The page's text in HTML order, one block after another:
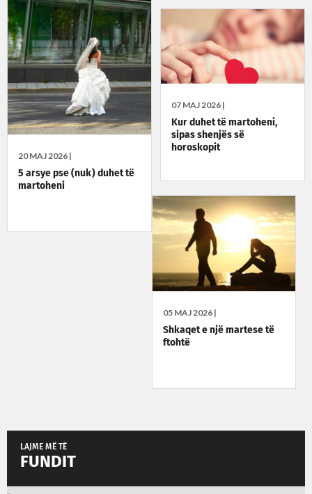
20 MAJ 2026 |
5 arsye pse (nuk) duhet të
martoheni
07 MAJ 2026 |
Kur duhet të martoheni,
sipas shenjës së
horoskopit
05 MAJ 2026 |
Shkaqet e një martese të
ftohtë
LAJME MË TË
FUNDIT